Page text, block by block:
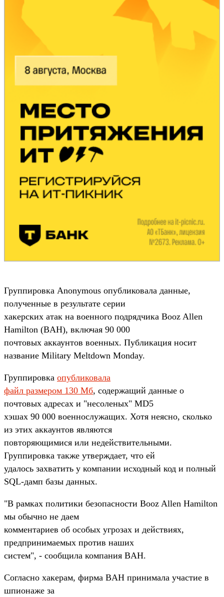
Группировка Anonymous опубликовала данные,
полученные в результате серии
хакерских атак на военного подрядчика Booz Allen
Hamilton (BAH), включая 90 000
почтовых аккаунтов военных. Публикация носит
название Military Meltdown Monday.
Группировка опубликовала
файл размером 130 Мб, содержащий данные о
почтовых адресах и "несоленых" MD5
хэшах 90 000 военнослужащих. Хотя неясно, сколько
из этих аккаунтов являются
повторяющимися или недействительными.
Группировка также утверждает, что ей
удалось захватить у компании исходный код и полный
SQL-дамп базы данных.
"В рамках политики безопасности Booz Allen Hamilton
мы обычно не даем
комментариев об особых угрозах и действиях,
предпринимаемых против наших
систем", - сообщила компания BAH.
Согласно хакерам, фирма BAH принимала участие в
шпионаже за